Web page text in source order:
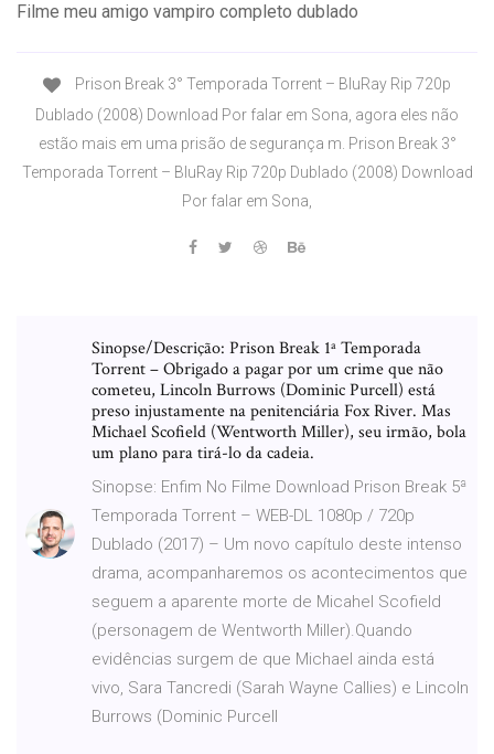
Filme meu amigo vampiro completo dublado
Prison Break 3° Temporada Torrent – BluRay Rip 720p
Dublado (2008) Download Por falar em Sona, agora eles não
estão mais em uma prisão de segurança m. Prison Break 3°
Temporada Torrent – BluRay Rip 720p Dublado (2008) Download
Por falar em Sona,
Sinopse/Descrição: Prison Break 1ª Temporada
Torrent – Obrigado a pagar por um crime que não
cometeu, Lincoln Burrows (Dominic Purcell) está
preso injustamente na penitenciária Fox River. Mas
Michael Scofield (Wentworth Miller), seu irmão, bola
um plano para tirá-lo da cadeia.
Sinopse: Enfim No Filme Download Prison Break 5ª
Temporada Torrent – WEB-DL 1080p / 720p
Dublado (2017) – Um novo capítulo deste intenso
drama, acompanharemos os acontecimentos que
seguem a aparente morte de Micahel Scofield
(personagem de Wentworth Miller).Quando
evidências surgem de que Michael ainda está
vivo, Sara Tancredi (Sarah Wayne Callies) e Lincoln
Burrows (Dominic Purcell